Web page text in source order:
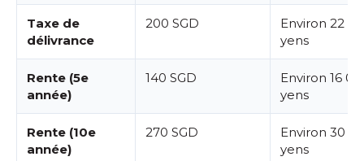
Taxe de
délivrance
200 SGD
Environ 22
yens
Rente (5e
année)
140 SGD
Environ 16
yens
Rente (10e
année)
270 SGD
Environ 30
yens